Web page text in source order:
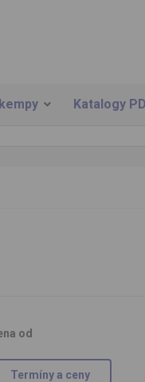
Katalogy
od
Termíny a ceny